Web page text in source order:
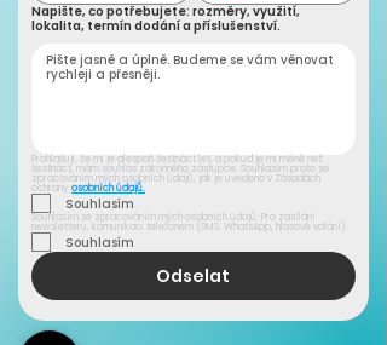
Napište, co potřebujete: rozměry, využití,
lokalita, termín dodání a příslušenství.
Prohlašuji, že mi je alespoň šestnáct let, a pokud je mi méně než
šestnáct, mám souhlas zákonného zástupce. Souhlasím proto se
zpracováním mých osobních údajů, jak je uvedeno v Zásadách
ochrany osobních údajů.
Souhlasím
Souhlasím se zpracováním mých osobních údajů. Pro zasílání
newsletteru, komunikaci telefonem (SMS, WhatsApp, hlasové volání).
Souhlasím
Odselat